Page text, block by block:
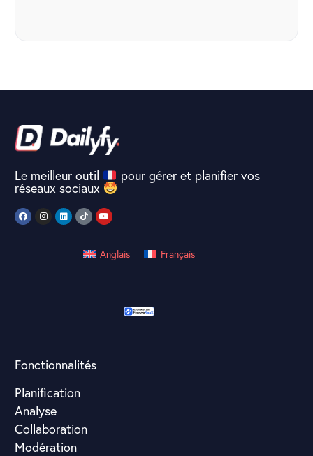
Le meilleur outil pour gérer et planifier vos
réseaux sociaux
Anglais Français
Fonctionnalités
Planification
Analyse
Collaboration
Modération